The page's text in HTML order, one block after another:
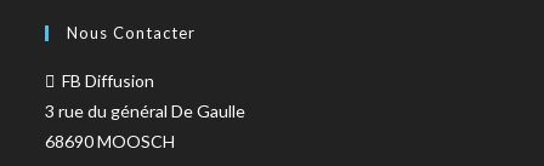
Nous Contacter
FB Diffusion
3 rue du général De Gaulle
68690 MOOSCH